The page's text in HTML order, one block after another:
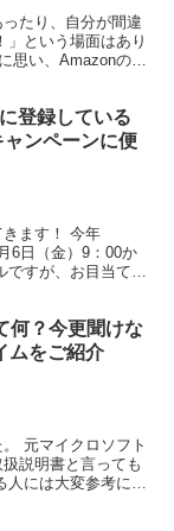
たり、自分が間違
」という場面はあり
思い、Amazonの公
登録している
ャンペーンに便
ます！ 今年
6日（金）9：00か
ですが、お目当ての
何？今更聞けな
ムをご紹介
元マイクロソフト
説明書と言っても
人には大変参考にな